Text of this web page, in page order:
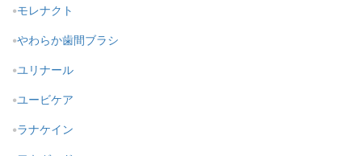
モレナクト
やわらか歯間ブラシ
ユリナール
ユービケア
ラナケイン